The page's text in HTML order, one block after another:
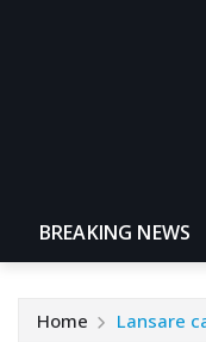
BREAKING NEWS
Home Lansare